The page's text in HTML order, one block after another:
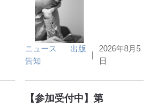
ニュース
出版
告知
｜
2026年8月5
日
【参加受付中】第